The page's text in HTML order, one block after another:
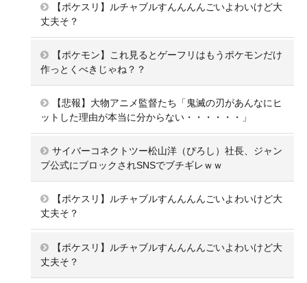
【ポケスリ】ルチャブルすんんんんごいよわいけど大
丈夫そ？
【ポケモン】これ見るとゲーフリはもうポケモンだけ
作っとくべきじゃね？？
【悲報】大物アニメ監督たち「鬼滅の刃があんなにヒ
ットした理由が本当に分からない・・・・・・」
サイバーコネクトツー松山洋（ぴろし）社長、ジャン
プ公式にブロックされSNSでブチギレｗｗ
【ポケスリ】ルチャブルすんんんんごいよわいけど大
丈夫そ？
【ポケスリ】ルチャブルすんんんんごいよわいけど大
丈夫そ？